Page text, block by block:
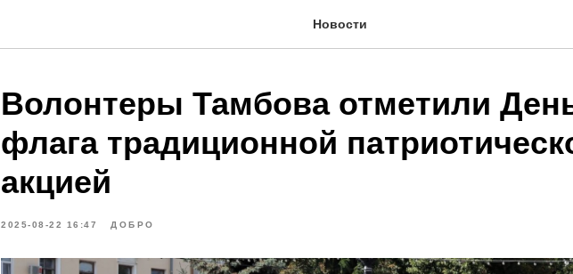
Новости
Волонтеры Тамбова отметили
флага традиционной
акцией
2025-08-22 16:47 ДОБРО